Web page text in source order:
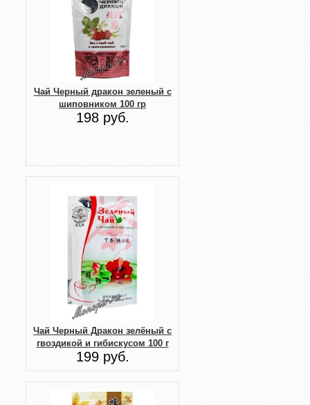
Чай Черный дракон зеленый с
шиповником 100 гр
198 руб.
Чай Черный Дракон зелёный с
гвоздикой и гибискусом 100 г
199 руб.